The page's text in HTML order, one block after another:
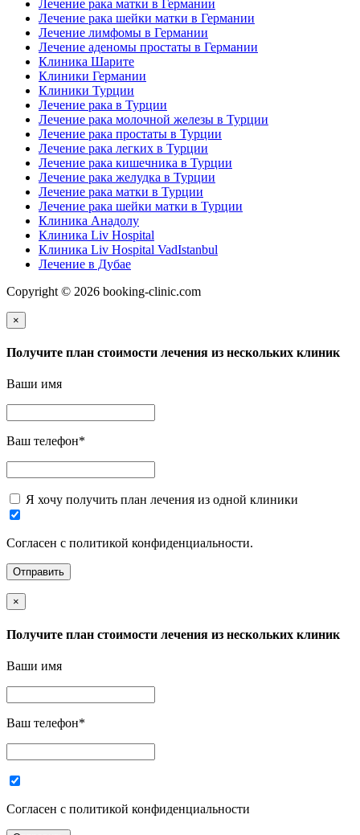
Лечение рака матки в Германии
Лечение рака шейки матки в Германии
Лечение лимфомы в Германии
Лечение аденомы простаты в Германии
Клиника Шарите
Клиники Германии
Клиники Турции
Лечение рака в Турции
Лечение рака молочной железы в Турции
Лечение рака простаты в Турции
Лечение рака легких в Турции
Лечение рака кишечника в Турции
Лечение рака желудка в Турции
Лечение рака матки в Турции
Лечение рака шейки матки в Турции
Клиника Анадолу
Клиника Liv Hospital
Клиника Liv Hospital VadIstanbul
Лечение в Дубае
Copyright © 2026 booking-clinic.com
×
Получите план стоимости лечения из нескольких клиник
Ваши имя
Ваш телефон*
Я хочу получить план лечения из одной клиники
Согласен с политикой конфиденциальности.
×
Получите план стоимости лечения из нескольких клиник
Ваши имя
Ваш телефон*
Согласен с политикой конфиденциальности